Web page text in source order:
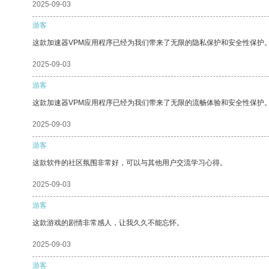
2025-09-03
游客
这款加速器VPM应用程序已经为我们带来了无限的隐私保护和安全性保护
2025-09-03
游客
这款加速器VPM应用程序已经为我们带来了无限的流畅体验和安全性保护
2025-09-03
游客
这款软件的社区氛围非常好，可以与其他用户交流学习心得。
2025-09-03
游客
这款游戏的剧情非常感人，让我久久不能忘怀。
2025-09-03
游客